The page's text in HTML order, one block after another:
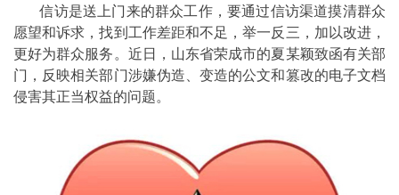
信访是送上门来的群众工作，要通过信访渠道摸清群众
愿望和诉求，找到工作差距和不足，举一反三，加以改进，
更好为群众服务。近日，山东省荣成市的夏某颖致函有关部
门，反映相关部门涉嫌伪造、变造的公文和篡改的电子文档
侵害其正当权益的问题。